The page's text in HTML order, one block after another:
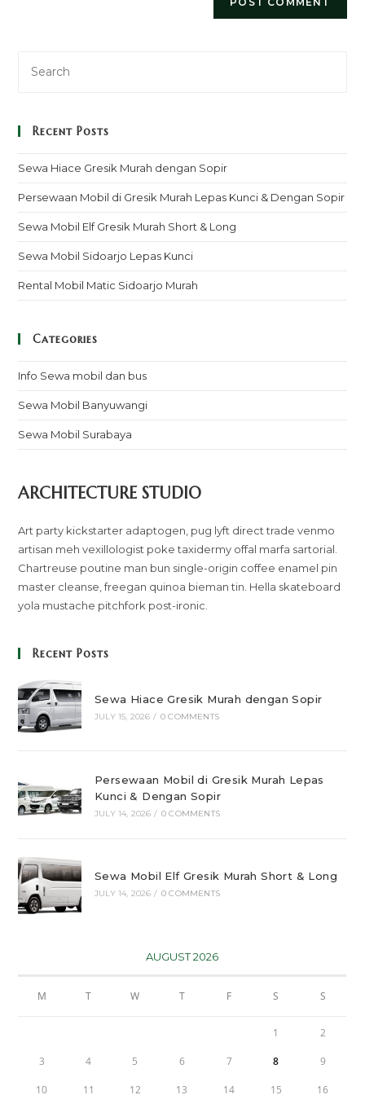
Recent Posts
Sewa Hiace Gresik Murah dengan Sopir
Persewaan Mobil di Gresik Murah Lepas Kunci & Dengan Sopir
Sewa Mobil Elf Gresik Murah Short & Long
Sewa Mobil Sidoarjo Lepas Kunci
Rental Mobil Matic Sidoarjo Murah
Categories
Info Sewa mobil dan bus
Sewa Mobil Banyuwangi
Sewa Mobil Surabaya
ARCHITECTURE STUDIO
Art party kickstarter adaptogen, pug lyft direct trade venmo
artisan meh vexillologist poke taxidermy offal marfa sartorial.
Chartreuse poutine man bun single-origin coffee enamel pin
master cleanse, freegan quinoa bieman tin. Hella skateboard
yola mustache pitchfork post-ironic.
Recent Posts
Sewa Hiace Gresik Murah dengan Sopir
JULY 15, 2026 / 0 COMMENTS
Persewaan Mobil di Gresik Murah Lepas
Kunci & Dengan Sopir
JULY 14, 2026 / 0 COMMENTS
Sewa Mobil Elf Gresik Murah Short & Long
JULY 14, 2026 / 0 COMMENTS
AUGUST 2026
M T W T F S S
1 2
3 4 5 6 7 8 9
10 11 12 13 14 15 16